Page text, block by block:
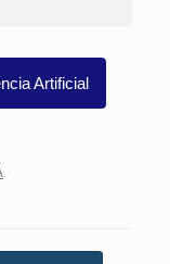
Artificial
.